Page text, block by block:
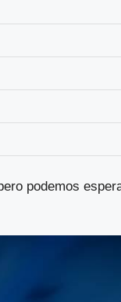
podemos